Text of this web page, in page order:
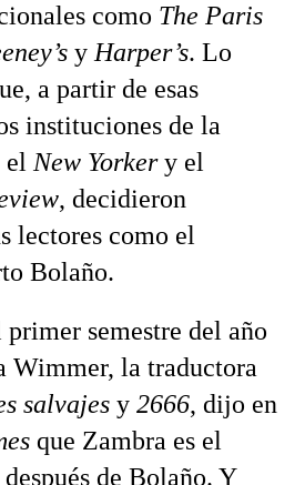
como The Paris
y Harper’s. Lo
a partir de esas
instituciones de la
New Yorkery el
, decidieron
lectores como el
Bolaño.
semestre del año
Wimmer, la traductora
salvajesy 2666, dijo en
que Zambra es el
de Bolaño. Y